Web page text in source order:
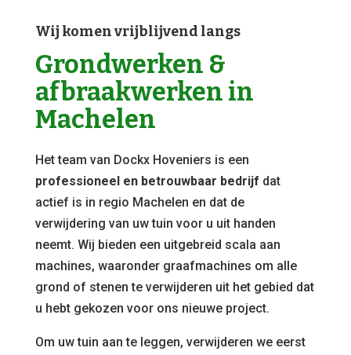
Wij komen vrijblijvend langs
Grondwerken &
afbraakwerken in
Machelen
Het team van Dockx Hoveniers is een
professioneel en betrouwbaar bedrijf dat
actief is in regio Machelen en dat de
verwijdering van uw tuin voor u uit handen
neemt. Wij bieden een uitgebreid scala aan
machines, waaronder graafmachines om alle
grond of stenen te verwijderen uit het gebied dat
u hebt gekozen voor ons nieuwe project.
Om uw tuin aan te leggen, verwijderen we eerst